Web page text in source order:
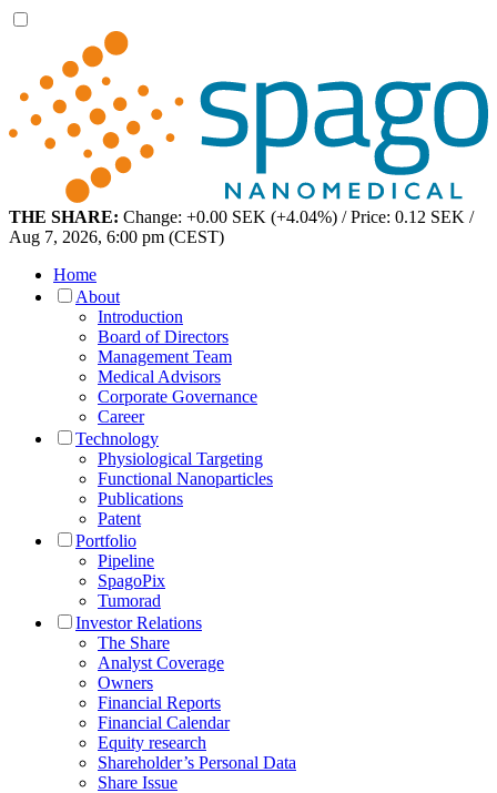
THE SHARE: Change: +0.00 SEK (+4.04%) / Price: 0.12 SEK /
Aug 7, 2026, 6:00 pm (CEST)
Home
About
Introduction
Board of Directors
Management Team
Medical Advisors
Corporate Governance
Career
Technology
Physiological Targeting
Functional Nanoparticles
Publications
Patent
Portfolio
Pipeline
SpagoPix
Tumorad
Investor Relations
The Share
Analyst Coverage
Owners
Financial Reports
Financial Calendar
Equity research
Shareholder’s Personal Data
Share Issue